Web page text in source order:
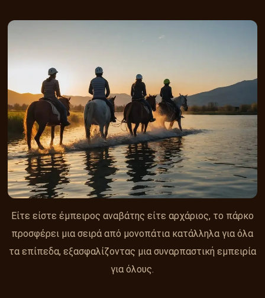
Είτε είστε έμπειρος αναβάτης είτε αρχάριος, το πάρκο
προσφέρει μια σειρά από μονοπάτια κατάλληλα για όλα
τα επίπεδα, εξασφαλίζοντας μια συναρπαστική εμπειρία
για όλους.